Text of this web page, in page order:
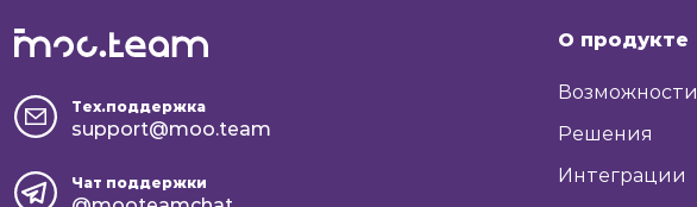
Тех.поддержка
support@moo.team
Чат поддержки
О продукте
Возможности
Решения
Интеграции